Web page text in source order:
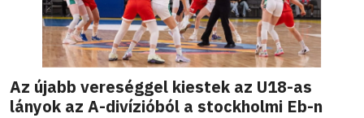
Az újabb vereséggel kiestek az U18-as
lányok az A-divízióból a stockholmi Eb-n